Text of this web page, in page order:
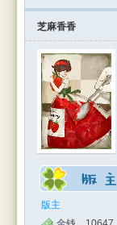
芝麻香香
版主